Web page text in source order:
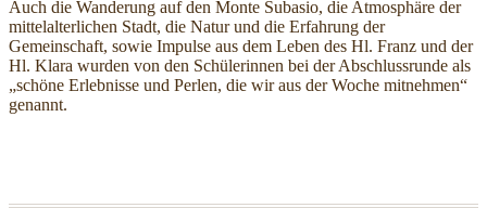
Auch die Wanderung auf den Monte Subasio, die Atmosphäre der
mittelalterlichen Stadt, die Natur und die Erfahrung der
Gemeinschaft, sowie Impulse aus dem Leben des Hl. Franz und der
Hl. Klara wurden von den Schülerinnen bei der Abschlussrunde als
„schöne Erlebnisse und Perlen, die wir aus der Woche mitnehmen“
genannt.